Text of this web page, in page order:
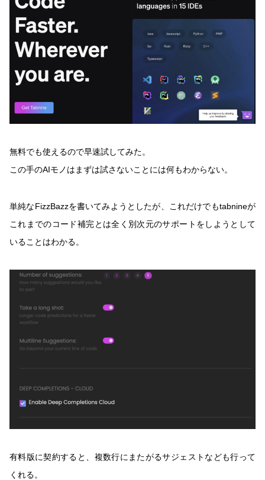
無料でも使えるので早速試してみた。
この手のAIモノはまずは試さないことには何もわからない。
単純なFizzBazzを書いてみようとしたが、これだけでもtabnineが
これまでのコード補完とは全く別次元のサポートをしようとして
いることはわかる。
有料版に契約すると、複数行にまたがるサジェストなども行って
くれる。